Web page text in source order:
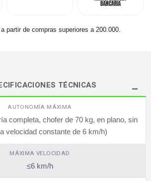
partir de compras superiores a 200.000.
TÉCNICAS
AUTONOMÍA MÁXIMA
completa, chofer de 70 kg, en plano, sin
velocidad constante de 6 km/h)
MÁXIMA VELOCIDAD
≤6 km/h